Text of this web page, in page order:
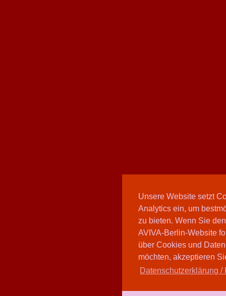
Unsere Website setzt
Analytics ein, um
zu bieten. Wenn Sie
AVIVA-Berlin-Website
über Cookies und
möchten, akzeptieren
Datenschutzerklärung /